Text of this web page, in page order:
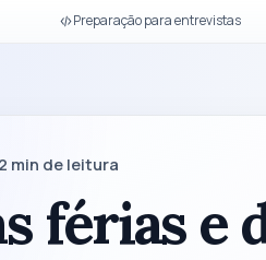
Preparação para entrevistas
2 min de leitura
férias e